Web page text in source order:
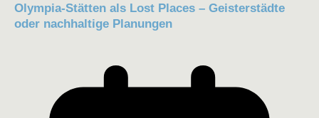
Olympia-Stätten als Lost Places – Geisterstädte
oder nachhaltige Planungen